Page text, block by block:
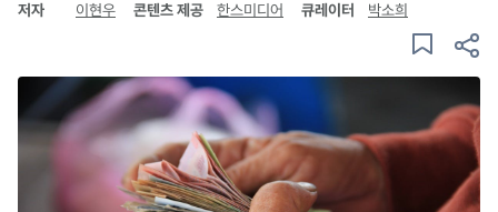
저자 이현우 콘텐츠 제공 한스미디어 큐레이터 박소희